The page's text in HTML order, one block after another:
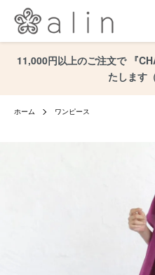
11,000円以上のご注文で 『
たします
ホーム ワンピース